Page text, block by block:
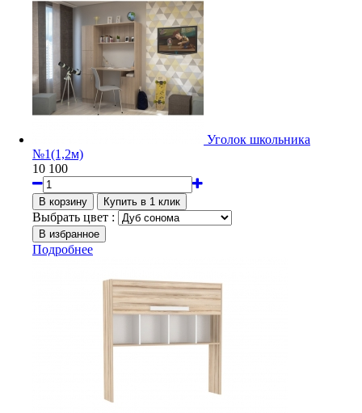
Уголок школьника
№1(1,2м)
10 100
Выбрать цвет :
Подробнее